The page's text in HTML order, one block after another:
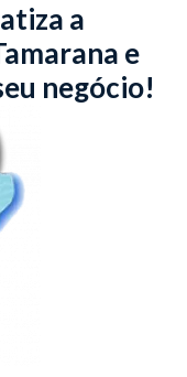
a
e
negócio!